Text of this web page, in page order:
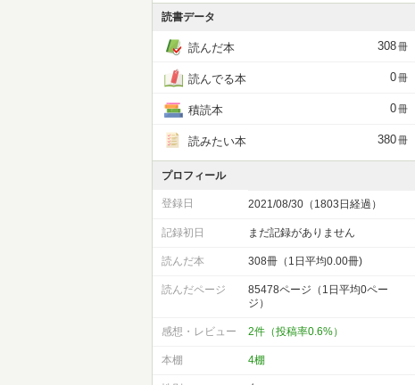
読書データ
読んだ本 308冊
読んでる本 0冊
積読本 0冊
読みたい本 380冊
プロフィール
登録日 2021/08/30（1803日経過）
記録初日 まだ記録がありません
読んだ本 308冊（1日平均0.00冊)
読んだページ
85478ページ（1日平均0ペー
ジ）
感想・レビュー 2件（投稿率0.6%）
本棚 4棚